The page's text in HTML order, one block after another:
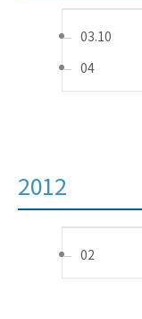
03.10
04
2012
02